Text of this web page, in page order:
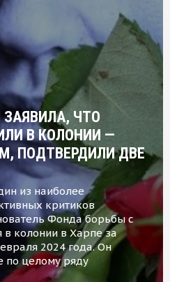
ЧТО
В КОЛОНИИ —
ПОДТВЕРДИЛИ ДВЕ
из наиболее
критиков
Фонда борьбы с
в колонии в Харпе за
2024 года. Он
по целому ряду